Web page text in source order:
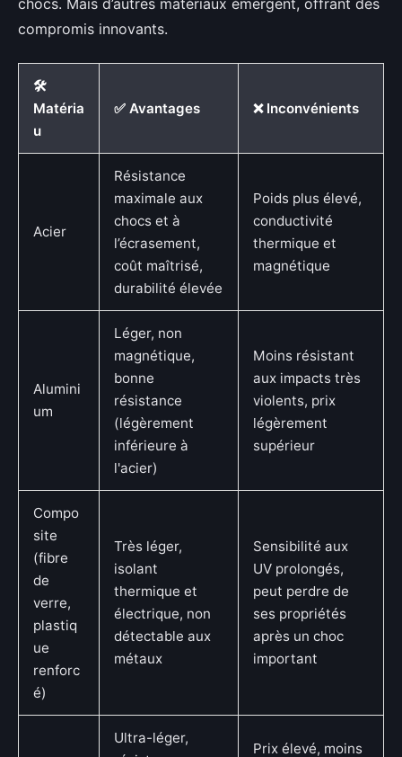
chocs. Mais d’autres matériaux émergent, offrant des
compromis innovants.
🛠️
Matéria
u
✅ Avantages ❌ Inconvénients
Acier
Résistance
maximale aux
chocs et à
l’écrasement,
coût maîtrisé,
durabilité élevée
Poids plus élevé,
conductivité
thermique et
magnétique
Alumini
um
Léger, non
magnétique,
bonne
résistance
(légèrement
inférieure à
l'acier)
Moins résistant
aux impacts très
violents, prix
légèrement
supérieur
Compo
site
(fibre
de
verre,
plastiq
ue
renforc
é)
Très léger,
isolant
thermique et
électrique, non
détectable aux
métaux
Sensibilité aux
UV prolongés,
peut perdre de
ses propriétés
après un choc
important
Ultra-léger,
Prix élevé, moins